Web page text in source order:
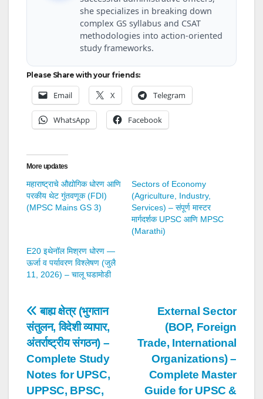
she specializes in breaking down
complex GS syllabus and CSAT
methodologies into action-oriented
study frameworks.
Please Share with your friends:
Email X Telegram
WhatsApp Facebook
More updates
महाराष्ट्राचे औद्योगिक धोरण आणि
परकीय थेट गुंतवणूक (FDI)
(MPSC Mains GS 3)
Sectors of Economy
(Agriculture, Industry,
Services) – संपूर्ण मास्टर
मार्गदर्शक UPSC आणि MPSC
(Marathi)
E20 इथेनॉल मिश्रण धोरण —
ऊर्जा व पर्यावरण विश्लेषण (जुलै
11, 2026) – चालू घडामोडी
Post
navigation
External Sector
(BOP, Foreign
Trade, International
Organizations) –
Complete Master
Guide for UPSC &
बाह्य क्षेत्र (भुगतान
संतुलन, विदेशी व्यापार,
अंतर्राष्ट्रीय संगठन) –
Complete Study
Notes for UPSC,
UPPSC, BPSC,